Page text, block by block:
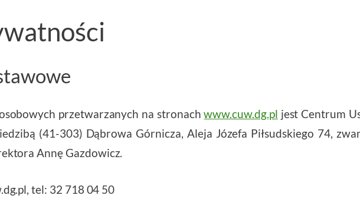
przetwarzanych na stronachwww.cuw.dg.pl jest Centrum
(41-303) Dąbrowa Górnicza, Aleja Józefa Piłsudskiego 74,
Annę Gazdowicz.
tel: 32 718 04 50